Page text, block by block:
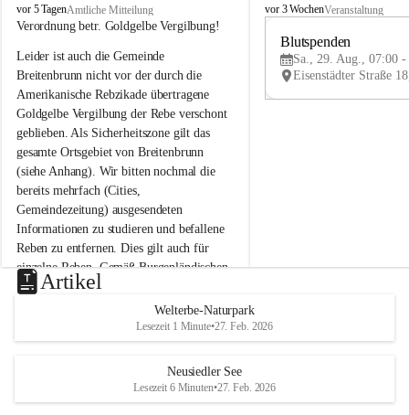
B
r
i
t
e
n
b
r
u
n
n
a
m
N
e
u
s
d
S
vor 5 TagenAmtliche Mitteilung
Verordnung betr. Goldgelbe Vergilbung!
Leider ist auch die Gemeinde
Breitenbrunn nicht vor der durch die
Amerikanische Rebzikade übertragene
Goldgelbe Vergilbung der Rebe verschont
geblieben. Als Sicherheitszone gilt das
gesamte Ortsgebiet von Breitenbrunn
(siehe Anhang). Wir bitten nochmal die
bereits mehrfach (Cities,
Gemeindezeitung) ausgesendeten
Informationen zu studieren und befallene
Reben zu entfernen. Dies gilt auch für
einzelne Reben. Gemäß Burgenländischen
Weinbaugesetz sind nicht gepflegte oder
unzulässige Weingärten zu roden! Bitte
helfen wir zusammen um unsere Winzer
vor den prognostizierten Ernteausfällen
und den daraus folgenden wirtschaftlichen
B
e
u
e
d
r
S
vor 3 WochenVeranstaltung
Blutspenden
Sa., 29. Aug., 07:00 -
Artikel
Welterbe-Naturpark
Lesezeit 1 Minute•27. Feb. 2026
Neusiedler See
Lesezeit 6 Minuten•27. Feb. 2026